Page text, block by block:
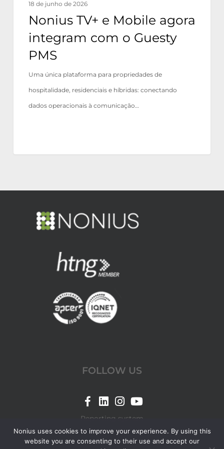
18 de junho de 2026
Nonius TV+ e Mobile agora
integram com o Guesty
PMS
Uma única plataforma para propriedades de
hospitalidade, residenciais e híbridas: conectando
dados operacionais à comunicação…
FOLLOW US
Link
Nonius
Facebook
Link
Nonius
LinkedIn
Link
Nonius
Instagram
Link
Nonius
YouTube
Reporting system
Nonius uses cookies to improve your experience. By using this
website you are consenting to their use and accept our